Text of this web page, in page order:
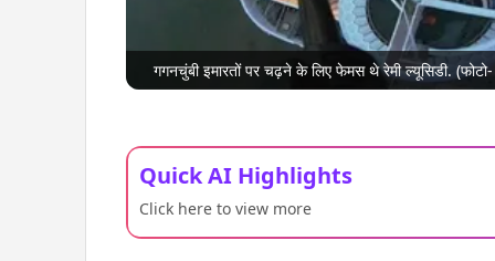
गगनचुंबी इमारतों पर चढ़ने के लिए फेमस थे रेमी ल्यूसिडी.
Quick AI Highlights
Click here to view more